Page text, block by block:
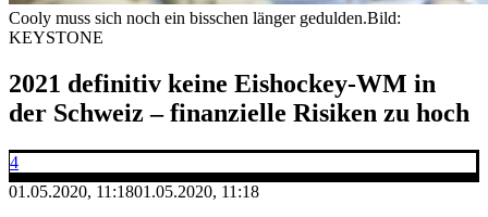
Cooly muss sich noch ein bisschen länger gedulden.Bild:
KEYSTONE
2021 definitiv keine Eishockey-WM in
der Schweiz – finanzielle Risiken zu hoch
4
01.05.2020, 11:1801.05.2020, 11:18